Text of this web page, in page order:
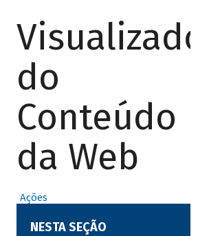
Visualizador
do
Conteúdo
da Web
Ações
NESTA SEÇÃO